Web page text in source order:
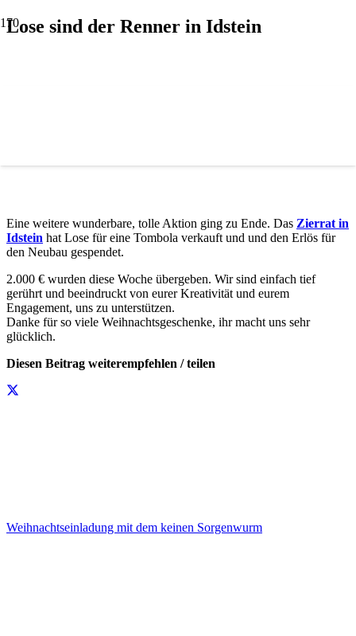
Lose sind der Renner in Idstein
Eine weitere wunderbare, tolle Aktion ging zu Ende. Das Zierrat in
Idstein hat Lose für eine Tombola verkauft und und den Erlös für
den Neubau gespendet.
2.000 € wurden diese Woche übergeben. Wir sind einfach tief
gerührt und beeindruckt von eurer Kreativität und eurem
Engagement, uns zu unterstützen.
Danke für so viele Weihnachtsgeschenke, ihr macht uns sehr
glücklich.
Diesen Beitrag weiterempfehlen / teilen
Weihnachtseinladung mit dem keinen Sorgenwurm